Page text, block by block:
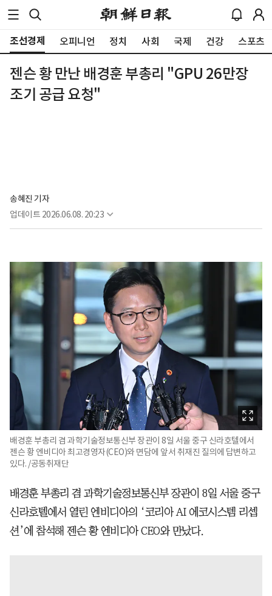
조선경제 오피니언 정치 사회 국제 건강 스포츠
젠슨 황 만난 배경훈 부총리 "GPU 26만장
조기 공급 요청"
송혜진 기자
업데이트 2026.06.08. 20:23
배경훈 부총리 겸 과학기술정보통신부 장관이 8일 서울 중구 신라호텔에서
젠슨 황 엔비디아 최고경영자(CEO)와 면담에 앞서 취재진 질의에 답변하고
있다. /공동취재단
배경훈 부총리 겸 과학기술정보통신부 장관이 8일 서울 중구
신라호텔에서 열린 엔비디아의 ‘코리아 AI 에코시스템 리셉
션’에 참석해 젠슨 황 엔비디아 CEO와 만났다.